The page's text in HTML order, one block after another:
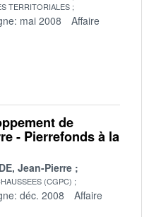
TERRITORIALES
mai 2008
Affaire
de
- Pierrefonds à la
Jean-Pierre
(CGPC)
déc. 2008
Affaire